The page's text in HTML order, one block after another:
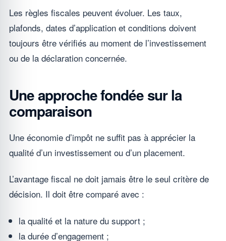
Les règles fiscales peuvent évoluer. Les taux,
plafonds, dates d’application et conditions doivent
toujours être vérifiés au moment de l’investissement
ou de la déclaration concernée.
Une approche fondée sur la
comparaison
Une économie d’impôt ne suffit pas à apprécier la
qualité d’un investissement ou d’un placement.
L’avantage fiscal ne doit jamais être le seul critère de
décision. Il doit être comparé avec :
la qualité et la nature du support ;
la durée d’engagement ;